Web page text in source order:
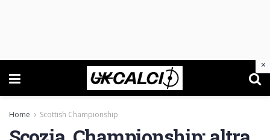
Home Scottish Championship
×